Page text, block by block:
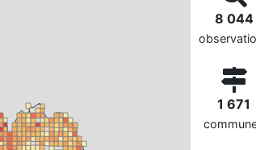
8 044
1 671